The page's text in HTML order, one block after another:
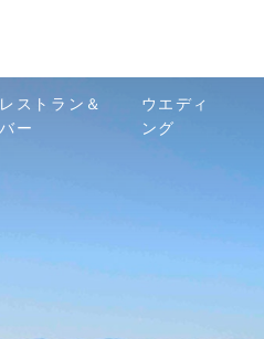
レストラン＆
バー
ウエディ
ング